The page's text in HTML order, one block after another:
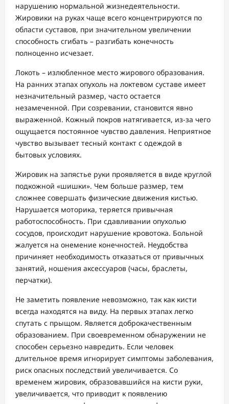
нарушению нормальной жизнедеятельности.
Жировики на руках чаще всего концентрируются по
области суставов, при значительном увеличении
способность сгибать – разгибать конечность
полноценно исчезает.
Локоть – излюбленное место жирового образования.
На ранних этапах опухоль на локтевом суставе имеет
незначительный размер, часто остается
незамеченной. При созревании, становится явно
выраженной. Кожный покров натягивается, из-за чего
ощущается постоянное чувство давления. Неприятное
чувство вызывает тесный контакт с одеждой в
бытовых условиях.
Жировик на запястье руки проявляется в виде круглой
подкожной «шишки». Чем больше размер, тем
сложнее совершать физические движения кистью.
Нарушается моторика, теряется привычная
работоспособность. При сдавливании опухолью
сосудов, происходит нарушение кровотока. Больной
жалуется на онемение конечностей. Неудобства
причиняет необходимость отказаться от привычных
занятий, ношения аксессуаров (часы, браслеты,
перчатки).
Не заметить появление невозможно, так как кисти
всегда находятся на виду. На первых этапах легко
спутать с прыщом. Является доброкачественным
образованием. При своевременном обнаружении не
способен серьезно навредить. Если человек
длительное время игнорирует симптомы заболевания,
риск опасных последствий увеличивается. Со
временем жировик, образовавшийся на кисти руки,
увеличивается, что приводит к появлению